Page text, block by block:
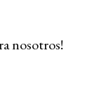
nosotros!